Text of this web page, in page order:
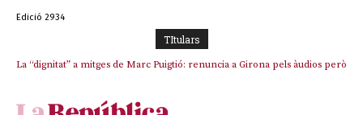
Edició 2934
TItulars
La “dignitat” a mitges de Marc Puigtió: renuncia a Girona pels àudios però